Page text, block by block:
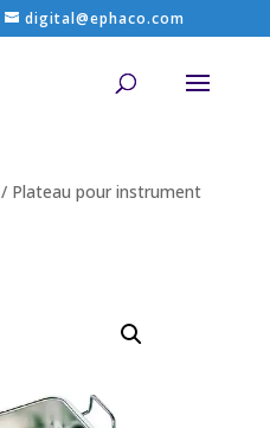
digital@ephaco.com
/ Plateau pour instrument